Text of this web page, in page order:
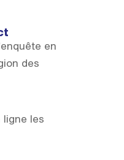
en
des
ligne les